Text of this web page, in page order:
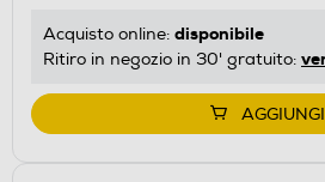
energetico
di
Youreko.
Acquisto online: disponibile
Ritiro in negozio in 30' gratuito:
AGGIUNGI